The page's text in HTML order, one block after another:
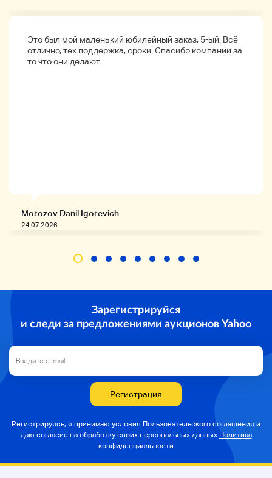
Это был мой маленький юбилейный заказ, 5-ый. Всё
отлично, тех.поддержка, сроки. Спасибо компании за
то что они делают.
Morozov Danil Igorevich
24.07.2026
Зарегистрируйся
и следи за предложениями аукционов Yahoo
Регистрация
Регистрируясь, я принимаю условия Пользовательского соглашения и
даю согласие на обработку своих персональных данных Политика
конфиденциальности